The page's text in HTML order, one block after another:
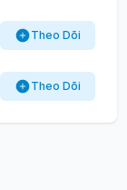
Theo Dõi
Theo Dõi